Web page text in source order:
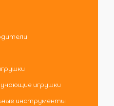
игрушки
инструменты